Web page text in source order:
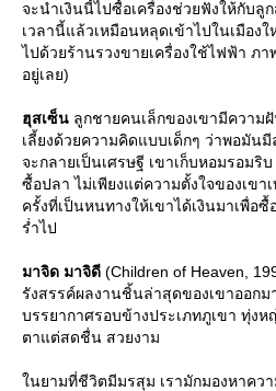
จะนำเงินนี้ไปซื้อเครื่องช่วยฟังให้กับลู
เวลานี้แล้วเหมือนหลุดเข้าไปในเมือง
ไปด้วยร้านรวงขายเครื่องใช้ไฟฟ้า ภา
อยู่เลย)
ฮุสเซ็น ลูกชายคนเล็กของเขามีความ
เลี้ยงด้วยความคิดแบบเด็กๆ ว่าพอมันมี
จะกลายเป็นเศรษฐี เขาเก็บหอมรอมริ
ซื้อปลา ไม่เพียงแต่ความตั้งใจของเข
ครั้งที่เป็นหนทางให้เขาได้เงินมาเพื่อ
ร่ำไป
มาจิด มาจิดี (Children of Heaven,
รังสรรค์ผลงานชิ้นล่าสุดของเขาออก
บรรยากาศรอบข้างประเภทภูเขา ทุ่ง
ตาแต่สดชื่น สวยงาม
นยามที่ชีวิตมีมรสุม เรามักมองหาควา